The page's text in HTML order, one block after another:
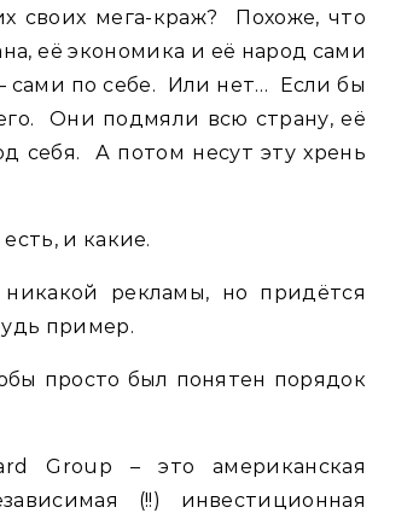
своих мега-краж? Похоже, что
её экономика и её народ сами
сами по себе. Или нет… Если бы
Они подмяли всю страну, её
себя. А потом несут эту хрень
и какие.
рекламы, но придётся
пример.
просто был понятен порядок
Group – это американская
(!!) инвестиционная